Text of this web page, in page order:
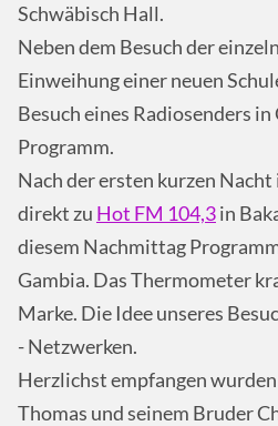
Schwäbisch Hall.
Neben dem Besuch der
Einweihung einer neuen
Besuch eines Radiosenders in
Programm.
Nach der ersten kurzen
direkt zu Hot FM 104,3in
diesem Nachmittag
Gambia. Das Thermometer
Marke. Die Idee unseres
- Netzwerken.
Herzlichst empfangen
Thomas und seinem Bruder